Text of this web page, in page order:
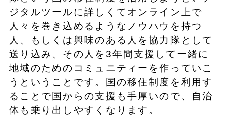
ジタルツールに詳しくてオンライン上で
人々を巻き込めるようなノウハウを持つ
人、もしくは興味のある人を協力隊として
送り込み、その人を3年間支援して一緒に
地域のためのコミュニティーを作っていこ
うということです。国の移住制度を利用す
ることで国からの支援も手厚いので、自治
体も乗り出しやすくなります。